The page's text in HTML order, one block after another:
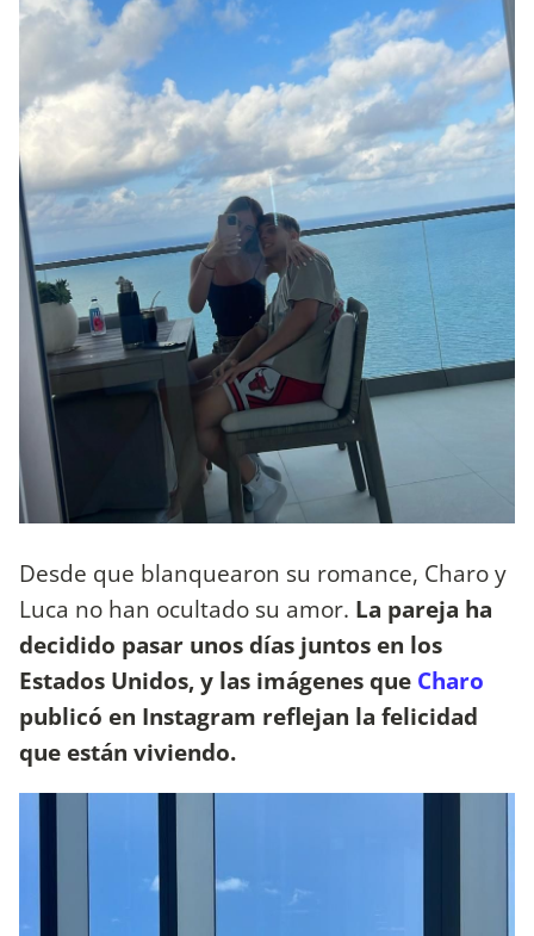
Desde que blanquearon su romance, Charo y
Luca no han ocultado su amor. La pareja ha
decidido pasar unos días juntos en los
Estados Unidos, y las imágenes que Charo
publicó en Instagram reflejan la felicidad
que están viviendo.